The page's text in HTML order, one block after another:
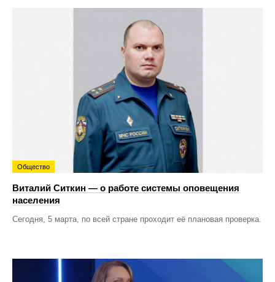
Общество
Виталий Ситкин — о работе системы оповещения
населения
Сегодня, 5 марта, по всей стране проходит её плановая проверка.